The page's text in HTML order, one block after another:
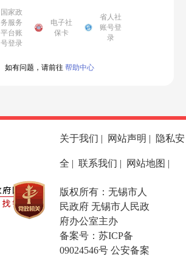
国家政
务服务
平台账
号登录
电子社
保卡
省人社
账号登
录
如有问题，请前往 帮助中心
关于我们 | 网站声明 | 隐私安
全 | 联系我们 | 网站地图 |
版权所有：无锡市人
民政府 无锡市人民政
府办公室主办
备案号： 苏ICP备
09024546号 公安备案